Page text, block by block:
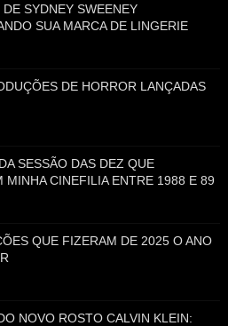
SYDNEY SWEENEY
SUA MARCA DE LINGERIE
DE HORROR LANÇADAS
SESSÃO DAS DEZ QUE
MINHA CINEFILIA ENTRE 1988 E 89
QUE FIZERAM DE 2025 O ANO
NOVO ROSTO CALVIN KLEIN: